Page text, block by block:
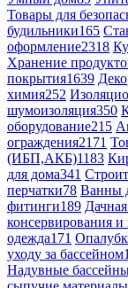
Товары для
будильники165
оформление2318
Хранение
покрытия1639
химия252
шумоизоляция350
оборудование215
ограждения2171
(ИБП,АКБ)1183
для дома341
перчатки78 Ванны
фитинги189
консервирования и
одежда171
уходу за бассейном
Надувные